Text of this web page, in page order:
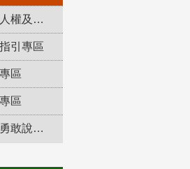
「補課了沒？」人權及轉型正義教育專區
引專區
區
區
防制校園霸凌，勇敢說出來！